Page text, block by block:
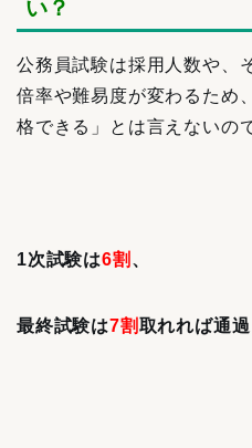
い？
公務員試験は採用人数や、
倍率や難易度が変わるため
格できる」とは言えないの
1次試験は6割 、
最終試験は7割取れれば通